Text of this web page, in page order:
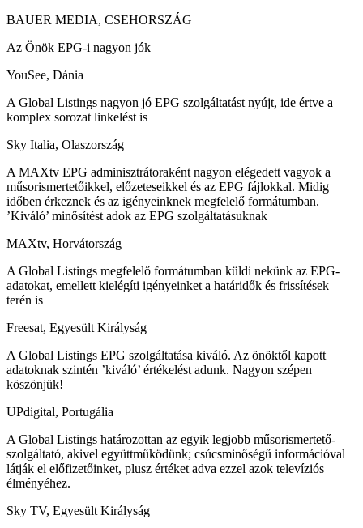
BAUER MEDIA, CSEHORSZÁG
Az Önök EPG-i nagyon jók
YouSee, Dánia
A Global Listings nagyon jó EPG szolgáltatást nyújt, ide értve a
komplex sorozat linkelést is
Sky Italia, Olaszország
A MAXtv EPG adminisztrátoraként nagyon elégedett vagyok a
műsorismertetőikkel, előzeteseikkel és az EPG fájlokkal. Midig
időben érkeznek és az igényeinknek megfelelő formátumban.
’Kiváló’ minősítést adok az EPG szolgáltatásuknak
MAXtv, Horvátország
A Global Listings megfelelő formátumban küldi nekünk az EPG-
adatokat, emellett kielégíti igényeinket a határidők és frissítések
terén is
Freesat, Egyesült Királyság
A Global Listings EPG szolgáltatása kiváló. Az önöktől kapott
adatoknak szintén ’kiváló’ értékelést adunk. Nagyon szépen
köszönjük!
UPdigital, Portugália
A Global Listings határozottan az egyik legjobb műsorismertető-
szolgáltató, akivel együttműködünk; csúcsminőségű információval
látják el előfizetőinket, plusz értéket adva ezzel azok televíziós
élményéhez.
Sky TV, Egyesült Királyság